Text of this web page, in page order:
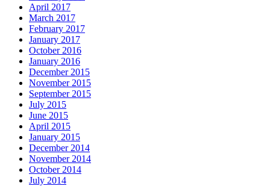
April 2017
March 2017
February 2017
January 2017
October 2016
January 2016
December 2015
November 2015
September 2015
July 2015
June 2015
April 2015
January 2015
December 2014
November 2014
October 2014
July 2014